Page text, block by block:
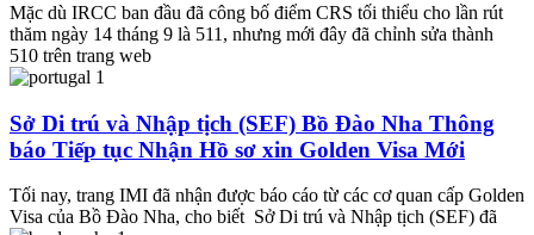
Mặc dù IRCC ban đầu đã công bố điểm CRS tối thiểu cho lần rút
thăm ngày 14 tháng 9 là 511, nhưng mới đây đã chỉnh sửa thành
510 trên trang web
Sở Di trú và Nhập tịch (SEF) Bồ Đào Nha Thông
báo Tiếp tục Nhận Hồ sơ xin Golden Visa Mới
Tối nay, trang IMI đã nhận được báo cáo từ các cơ quan cấp Golden
Visa của Bồ Đào Nha, cho biết Sở Di trú và Nhập tịch (SEF) đã